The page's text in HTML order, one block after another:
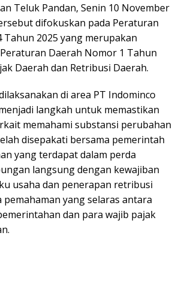
Teluk Pandan, Senin 10 November
difokuskan pada Peraturan
Tahun 2025 yang merupakan
Daerah Nomor 1 Tahun
Daerah dan Retribusi Daerah.
di area PT Indominco
langkah untuk memastikan
memahami substansi perubahan
disepakati bersama pemerintah
yang terdapat dalam perda
langsung dengan kewajiban
usaha dan penerapan retribusi
yang selaras antara
dan para wajib pajak